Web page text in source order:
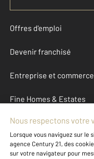
Offres d'emploi
Devenir franchisé
Entreprise et commerce
Fine Homes & Estates
À propos
International